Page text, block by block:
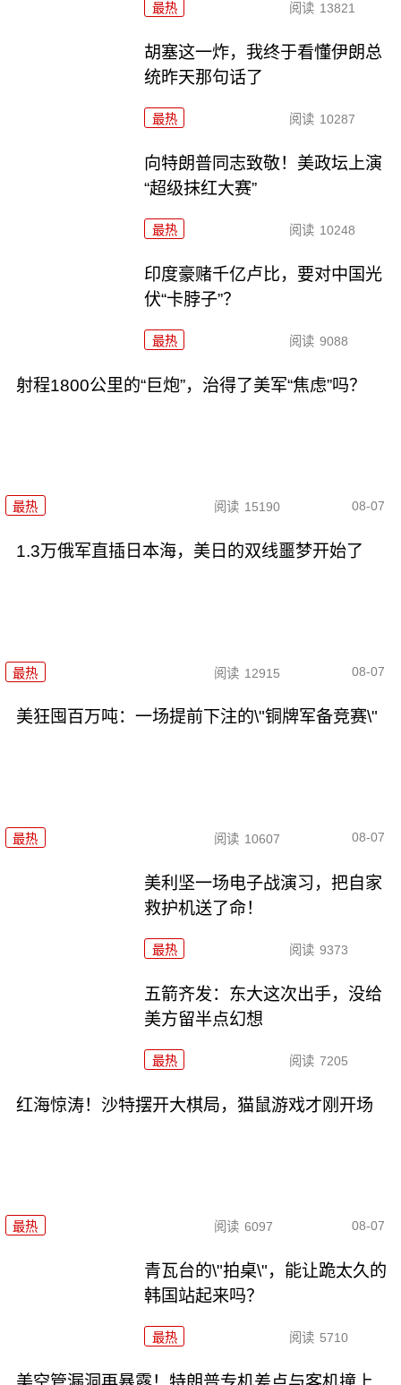
最热 阅读 13821
胡塞这一炸，我终于看懂伊朗总
统昨天那句话了
最热 阅读 10287
向特朗普同志致敬！美政坛上演
“超级抹红大赛”
最热 阅读 10248
印度豪赌千亿卢比，要对中国光
伏“卡脖子”？
最热 阅读 9088
射程1800公里的“巨炮”，治得了美军“焦虑”吗？
最热 阅读 15190 08-07
1.3万俄军直插日本海，美日的双线噩梦开始了
最热 阅读 12915 08-07
美狂囤百万吨：一场提前下注的\"铜牌军备竞赛\"
最热 阅读 10607 08-07
美利坚一场电子战演习，把自家
救护机送了命！
最热 阅读 9373
五箭齐发：东大这次出手，没给
美方留半点幻想
最热 阅读 7205
红海惊涛！沙特摆开大棋局，猫鼠游戏才刚开场
最热 阅读 6097 08-07
青瓦台的\"拍桌\"，能让跪太久的
韩国站起来吗？
最热 阅读 5710